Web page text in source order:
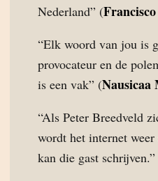
Nederland” (
“Elk woord van jou is
provocateur en de
is een vak” (Nausicaa
“Als Peter Breedveld
wordt het internet
kan die gast